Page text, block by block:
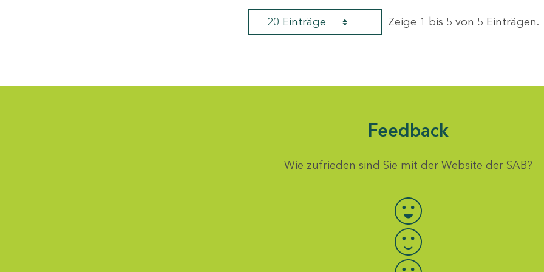
20 Einträge Zeige 1 bis 5 von 5 Einträgen.
Feedback
Wie zufrieden sind Sie mit der Website der SAB?
Bewertung auswählen